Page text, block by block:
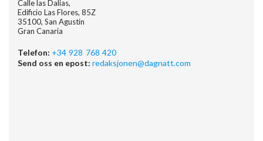
Calle las Dalias,
Edificio Las Flores, 85Z
35100, San Agustin
Gran Canaria
Telefon: +34 928 768 420
Send oss en epost: redaksjonen@dagnatt.com